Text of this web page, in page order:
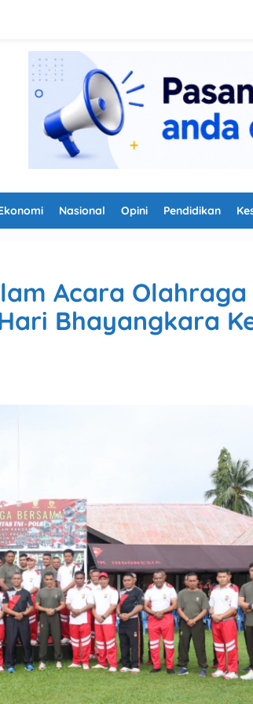
Nasional Opini Pendidikan
Acara Olahraga
Bhayangkara